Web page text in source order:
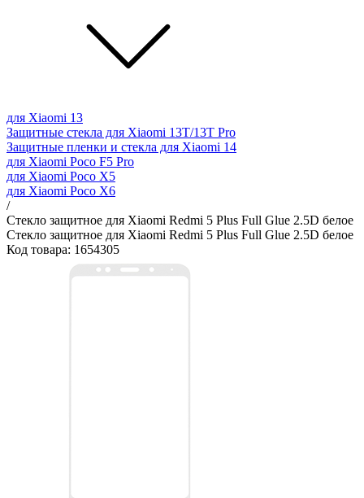
для Xiaomi 13
Защитные стекла для Xiaomi 13T/13T Pro
Защитные пленки и стекла для Xiaomi 14
для Xiaomi Poco F5 Pro
для Xiaomi Poco X5
для Xiaomi Poco X6
/
Стекло защитное для Xiaomi Redmi 5 Plus Full Glue 2.5D белое
Стекло защитное для Xiaomi Redmi 5 Plus Full Glue 2.5D белое
Код товара: 1654305